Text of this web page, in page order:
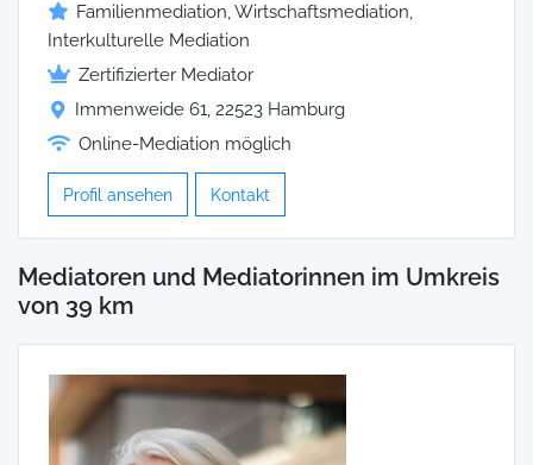
Familienmediation, Wirtschaftsmediation,
Interkulturelle Mediation
Zertifizierter Mediator
Immenweide 61, 22523 Hamburg
Online-Mediation möglich
Profil ansehen Kontakt
Mediatoren und Mediatorinnen im Umkreis
von 39 km